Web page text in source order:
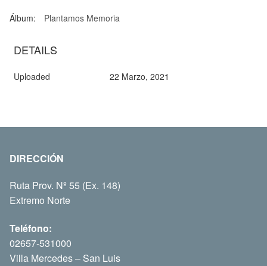
Álbum: Plantamos Memoria
DETAILS
Uploaded 22 Marzo, 2021
DIRECCIÓN
Ruta Prov. Nº 55 (Ex. 148)
Extremo Norte
Teléfono:
02657-531000
Villa Mercedes – San Luis